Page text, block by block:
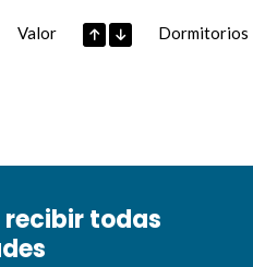
Valor Dormitorios
todas